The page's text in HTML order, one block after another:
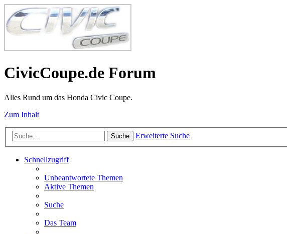
CivicCoupe.de Forum
Alles Rund um das Honda Civic Coupe.
Zum Inhalt
Suche Erweiterte Suche
Schnellzugriff
Unbeantwortete Themen
Aktive Themen
Suche
Das Team